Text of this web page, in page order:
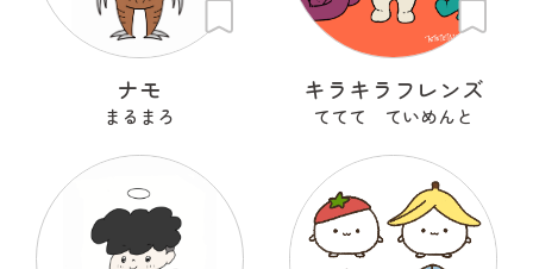
ナモ
まるまろ
キラキラフレンズ
ててて ていめんと